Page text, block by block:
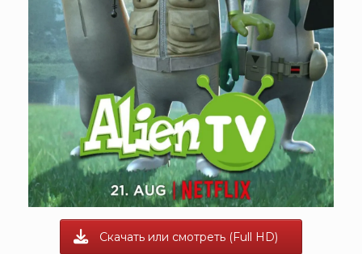
Скачать или смотреть (Full HD)